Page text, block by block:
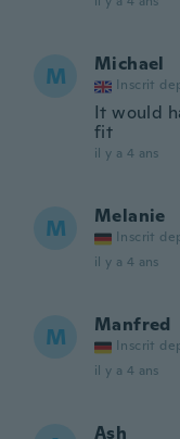
M Michael
Inscrit
It would
fit
il y a 4 ans
M Melanie
Inscrit
il y a 4 ans
M Manfred
Inscrit
il y a 4 ans
Ash